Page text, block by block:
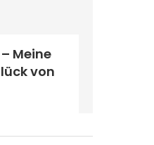
Meine
von